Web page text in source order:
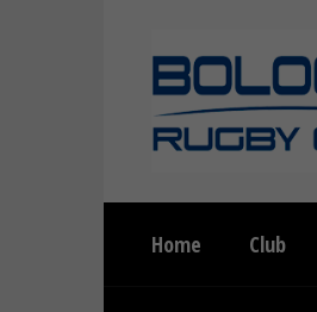
Home Club